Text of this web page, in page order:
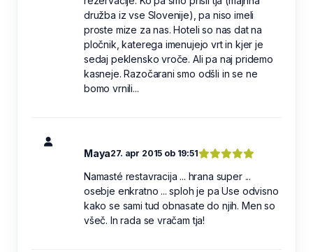
družba iz vse Slovenije), pa niso imeli
proste mize za nas. Hoteli so nas dat na
pločnik, katerega imenujejo vrt in kjer je
sedaj peklensko vroče. Ali pa naj pridemo
kasneje. Razočarani smo odšli in se ne
bomo vrnili...
Maya27. apr 2015 ob 19:51
Namasté restavracija ... hrana super ...
osebje enkratno ... sploh je pa Use odvisno
kako se sami tud obnasate do njih. Men so
všeč. In rada se vračam tja!